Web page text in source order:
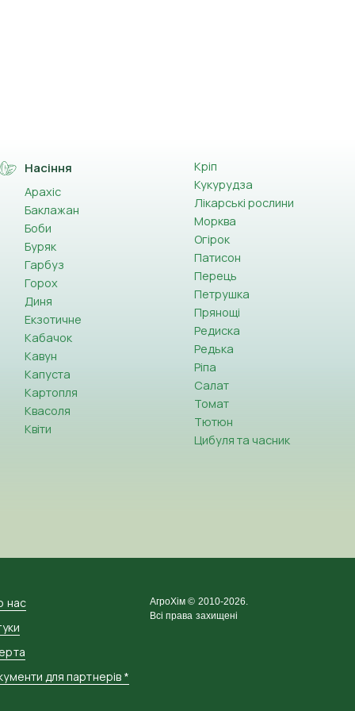
Насіння
Арахіс
Баклажан
Боби
Буряк
Гарбуз
Горох
Диня
Екзотичне
Кабачок
Кавун
Капуста
Картопля
Квасоля
Квіти
Кріп
Кукурудза
Лікарські рослини
Морква
Огірок
Патисон
Перець
Петрушка
Прянощі
Редиска
Редька
Ріпа
Салат
Томат
Тютюн
Цибуля та часник
нас
для партнерів *
АгроХім © 2010-2026.
Всі права захищені